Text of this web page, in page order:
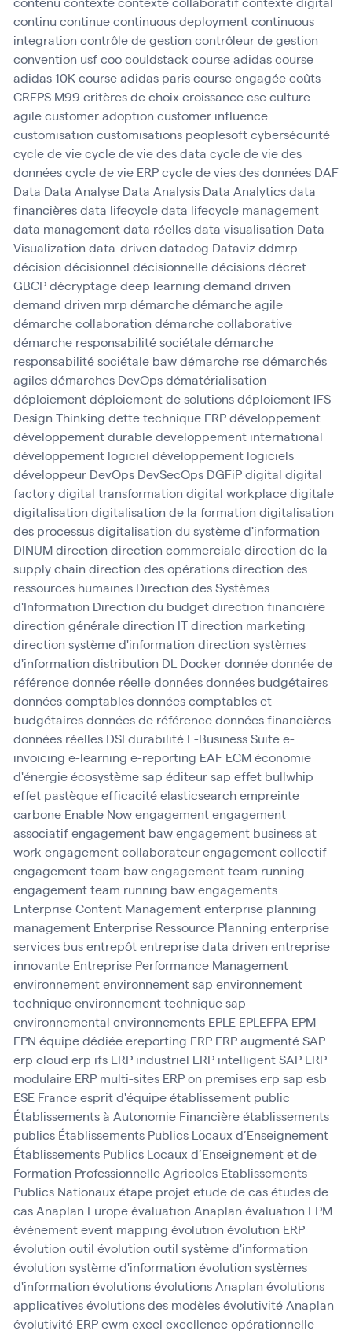
continu continuecontinuous deploymentcontinuous
integration contrôle de gestion contrôleur de gestion
convention usfcoocouldstack course adidascourse
adidas 10K course adidas pariscourse engagéecoûts
CREPS M99 critères de choix croissancecseculture
agilecustomer adoption customer influence
customisation customisations peoplesoftcybersécurité
cycle de viecycle de vie des data cycle de vie des
donnéescycle de vie ERPcycle de vies des données DAF
Data Data Analyse Data Analysis Data Analyticsdata
financièresdata lifecycledata lifecycle management
data managementdata réellesdata visualisation Data
Visualization data-driven datadog Datavizddmrp
décision décisionnel décisionnelledécisionsdécret
GBCPdécryptagedeep learning demand driven
demand driven mrp démarchedémarche agile
démarche collaboration démarche collaborative
démarche responsabilité sociétaledémarche
responsabilité sociétale bawdémarche rsedémarchés
agilesdémarches DevOpsdématérialisation
déploiementdéploiement de solutionsdéploiement IFS
Design Thinking dette technique ERPdéveloppement
développement durabledeveloppement international
développement logiciel développement logiciels
développeur DevOps DevSecOps DGFiPdigital digital
factorydigital transformation digital workplacedigitale
digitalisation digitalisation de la formation digitalisation
des processusdigitalisation du système d'information
DINUMdirection direction commercialedirection de la
supply chain direction des opérationsdirection des
ressources humaines Direction des Systèmes
d'Information Direction du budgetdirection financière
direction généraledirection ITdirection marketing
direction système d'information direction systèmes
d'information distribution DL Dockerdonnéedonnée de
référencedonnée réelledonnéesdonnées budgétaires
données comptablesdonnées comptables et
budgétairesdonnées de référencedonnées financières
données réelles DSI durabilité E-Business Suitee-
invoicing e-learning e-reporting EAF ECMéconomie
d'énergieécosystème sap éditeur sap effet bullwhip
effet pastèqueefficacitéelasticsearchempreinte
carbone Enable Nowengagementengagement
associatifengagement bawengagement business at
work engagement collaborateurengagement collectif
engagement team bawengagement team running
engagement team running bawengagements
Enterprise Content Managemententerprise planning
management Enterprise Ressource Planning enterprise
services busentrepôtentreprise data driven entreprise
innovante Entreprise Performance Management
environnementenvironnement sap environnement
techniqueenvironnement technique sap
environnemental environnements EPLE EPLEFPA EPM
EPN équipe dédiéeereporting ERP ERP augmenté SAP
erp cloud erp ifs ERP industriel ERP intelligent SAP ERP
modulaire ERP multi-sites ERP on premiseserp sap esb
ESE Franceesprit d'équipeétablissement public
Établissements à Autonomie Financièreétablissements
publics Établissements Publics Locaux d’Enseignement
Établissements Publics Locaux d’Enseignement et de
Formation Professionnelle Agricoles Etablissements
Publics Nationaux étape projetetude de casétudes de
cas Anaplan Europeévaluation Anaplan évaluation EPM
événementevent mapping évolution évolution ERP
évolution outil évolution outil système d'information
évolution système d'information évolution systèmes
d'information évolutionsévolutions Anaplan évolutions
applicativesévolutions des modèlesévolutivité Anaplan
évolutivité ERPewm excel excellence opérationnelle